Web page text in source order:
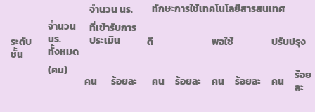
ระดับ
ชั้น
จำนวน
นร.
ทั้งหมด
(คน)
จำนวน นร.
ที่เข้ารับการ
ประเมิน
ทักษะการใช้เทคโนโลยีสารสนเทศ
ดี พอใช้ ปรับปรุง
คน ร้อยละ คน ร้อยละ คน ร้อยละ คน
ร้อย
ละ